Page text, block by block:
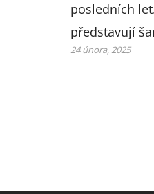
posledních
představují
24 února, 2025